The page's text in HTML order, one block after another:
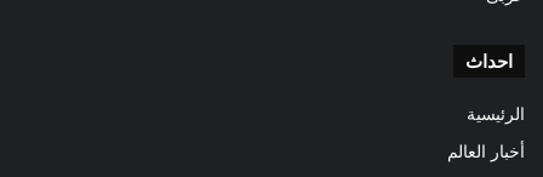
احداث
الرئيسية
أخبار العالم